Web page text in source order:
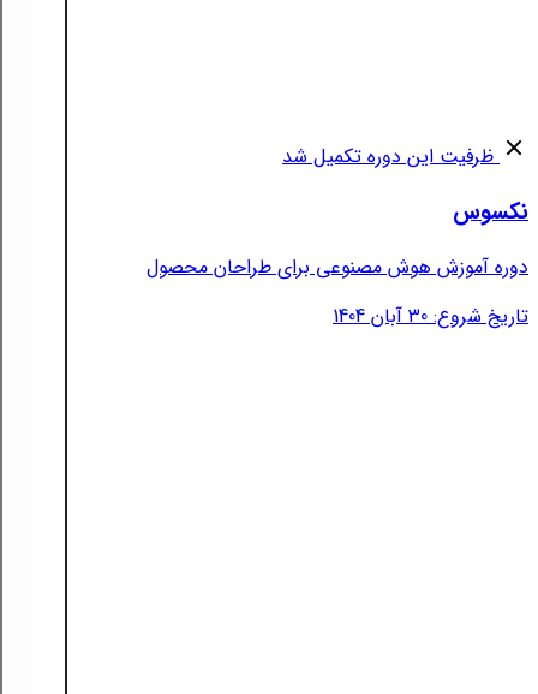
ظرفیت این دوره تکمیل شد
نکسوس
دوره آموزش هوش مصنوعی برای طراحان محصول
تاریخ شروع: 30 آبان 1404